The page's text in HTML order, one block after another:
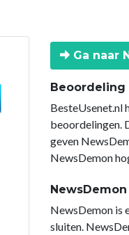
Ga naar
Beoordeling
BesteUsenet.nl
beoordelingen.
geven
NewsDemon
NewsDemon is
sluiten.